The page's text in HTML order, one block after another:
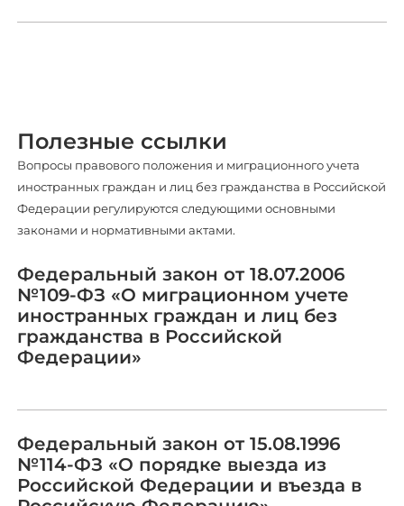
Полезные ссылки
Вопросы правового положения и миграционного учета
иностранных граждан и лиц без гражданства в Российской
Федерации регулируются следующими основными
законами и нормативными актами.
Федеральный закон от 18.07.2006
№109-ФЗ «О миграционном учете
иностранных граждан и лиц без
гражданства в Российской
Федерации»
Федеральный закон от 15.08.1996
№114-ФЗ «О порядке выезда из
Российской Федерации и въезда в